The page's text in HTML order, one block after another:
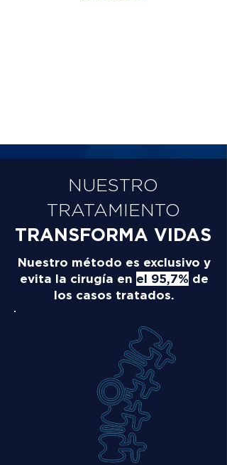
NUESTRO
TRATAMIENTO
TRANSFORMA VIDAS
Nuestro método es exclusivo y
evita la cirugía en el 95,7% de
los casos tratados.